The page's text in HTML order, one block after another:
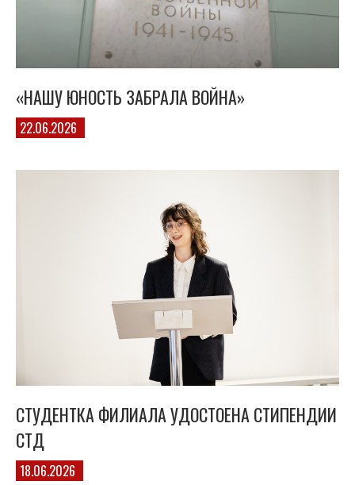
«НАШУ ЮНОСТЬ ЗАБРАЛА ВОЙНА»
22.06.2026
СТУДЕНТКА ФИЛИАЛА УДОСТОЕНА СТИПЕНДИИ
СТД
18.06.2026